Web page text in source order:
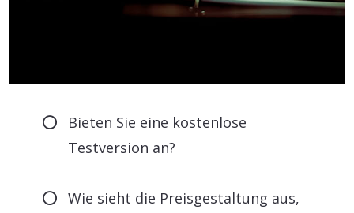
Bieten Sie eine kostenlose
Testversion an?
Wie sieht die Preisgestaltung aus,